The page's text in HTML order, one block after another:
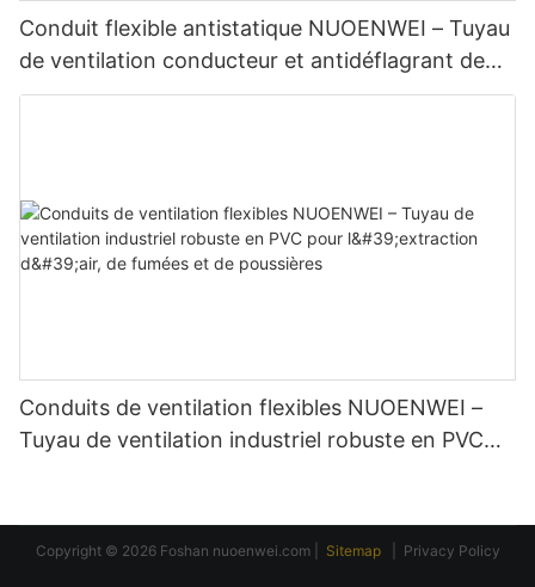
Conduit flexible antistatique NUOENWEI – Tuyau
de ventilation conducteur et antidéflagrant de
qualité supérieure
Conduits de ventilation flexibles NUOENWEI –
Tuyau de ventilation industriel robuste en PVC
Copyright © 2026 Foshan nuoenwei.com| Sitemap Privacy Policy